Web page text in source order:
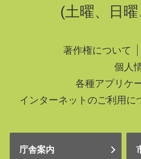
(土曜、日
著作権について
個人
各種アプリケ
インターネットのご利用に
庁舎案内